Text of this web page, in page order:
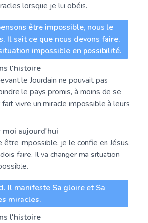
lorsque je lui obéis.
être impossible, nous le
Il sait ce que nous devons faire.
impossible en possibilité.
l'histoire
le Jourdain ne pouvait pas
le pays promis, à moins de se
vivre un miracle impossible à leurs
moi aujourd'hui
être impossible, je le confie en Jésus.
faire. Il va changer ma situation
Il manifeste Sa gloire et Sa
miracles.
l'histoire